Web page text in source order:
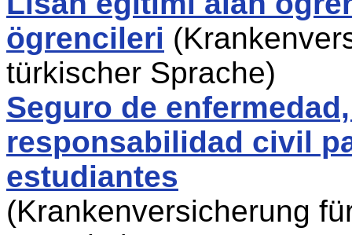
ögrencileri
türkischer Sprache)
Seguro de
responsabilidad civil
estudiantes
(Krankenversicherung